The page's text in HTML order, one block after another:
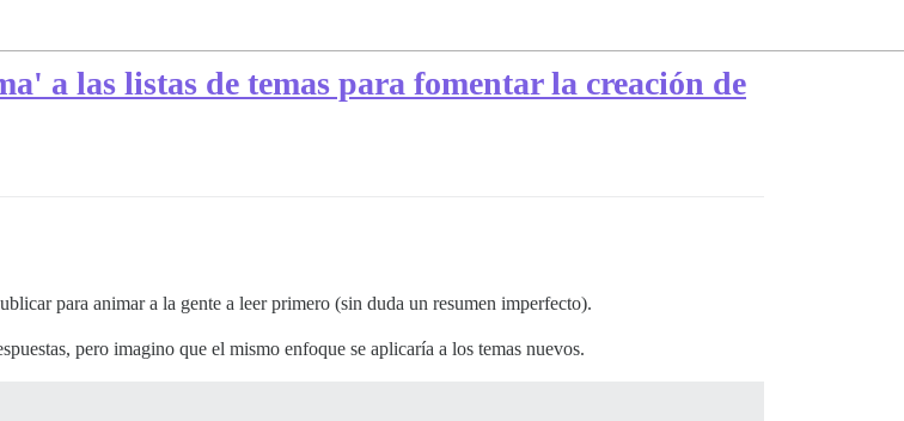
a las listas de temas para fomentar la creación de
para animar a la gente a leer primero (sin duda un resumen imperfecto).
pero imagino que el mismo enfoque se aplicaría a los temas nuevos.